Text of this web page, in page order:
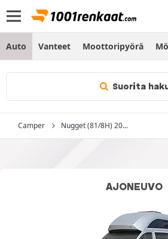
Auto Vanteet Moottoripyörä
Suorita
Camper Nugget (81/8H) 20...
AJONEUVO